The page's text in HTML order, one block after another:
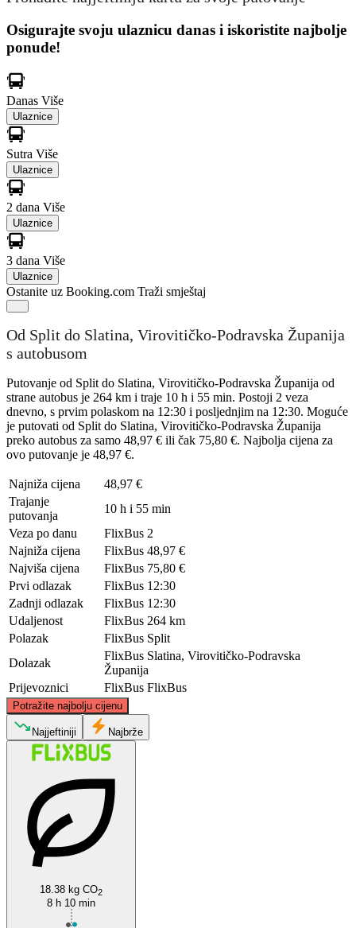
Osigurajte svoju ulaznicu danas i iskoristite najbolje
ponude!
Danas Više
Ulaznice
Sutra Više
Ulaznice
2 dana Više
Ulaznice
3 dana Više
Ulaznice
Ostanite uz Booking.com Traži smještaj
Od Split do Slatina, Virovitičko-Podravska Županija
s autobusom
Putovanje od Split do Slatina, Virovitičko-Podravska Županija od
strane autobus je 264 km i traje 10 h i 55 min. Postoji 2 veza
dnevno, s prvim polaskom na 12:30 i posljednjim na 12:30. Moguće
je putovati od Split do Slatina, Virovitičko-Podravska Županija
preko autobus za samo 48,97 € ili čak 75,80 €. Najbolja cijena za
ovo putovanje je 48,97 €.
Najniža cijena
48,97 €
Trajanje
putovanja
10 h i 55 min
Veza po danu
FlixBus 2
Najniža cijena
FlixBus 48,97 €
Najviša cijena
FlixBus 75,80 €
Prvi odlazak
FlixBus 12:30
Zadnji odlazak
FlixBus 12:30
Udaljenost
FlixBus 264 km
Polazak
FlixBus Split
Dolazak
FlixBus Slatina, Virovitičko-Podravska
Županija
Prijevoznici
FlixBus FlixBus
Potražite najbolju cijenu
©
Najjeftiniji Najbrže
18.38 kg CO2
8 h 10 min